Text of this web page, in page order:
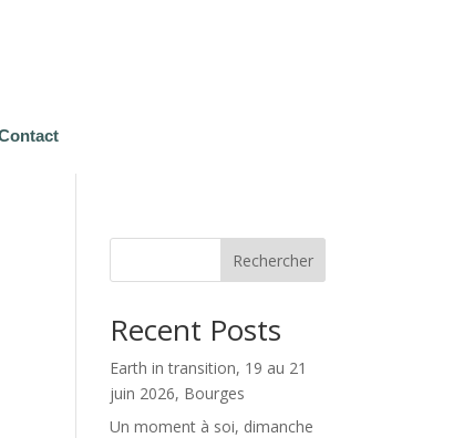
Rechercher
Recent Posts
Earth in transition, 19 au 21
juin 2026, Bourges
Un moment à soi, dimanche